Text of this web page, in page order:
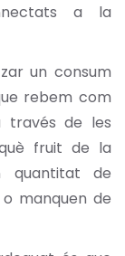
a la
un consum
rebem com
través de les
fruit de la
quantitat de
manquen de